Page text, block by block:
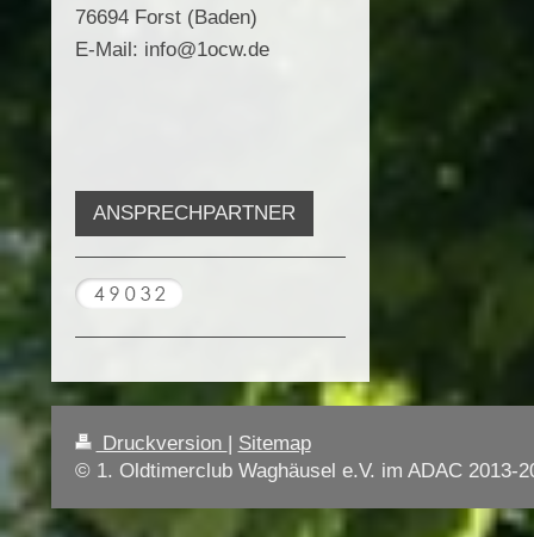
76694 Forst (Baden)
E-Mail: info@1ocw.de
ANSPRECHPARTNER
Druckversion | Sitemap
© 1. Oldtimerclub Waghäusel e.V. im ADAC 2013-